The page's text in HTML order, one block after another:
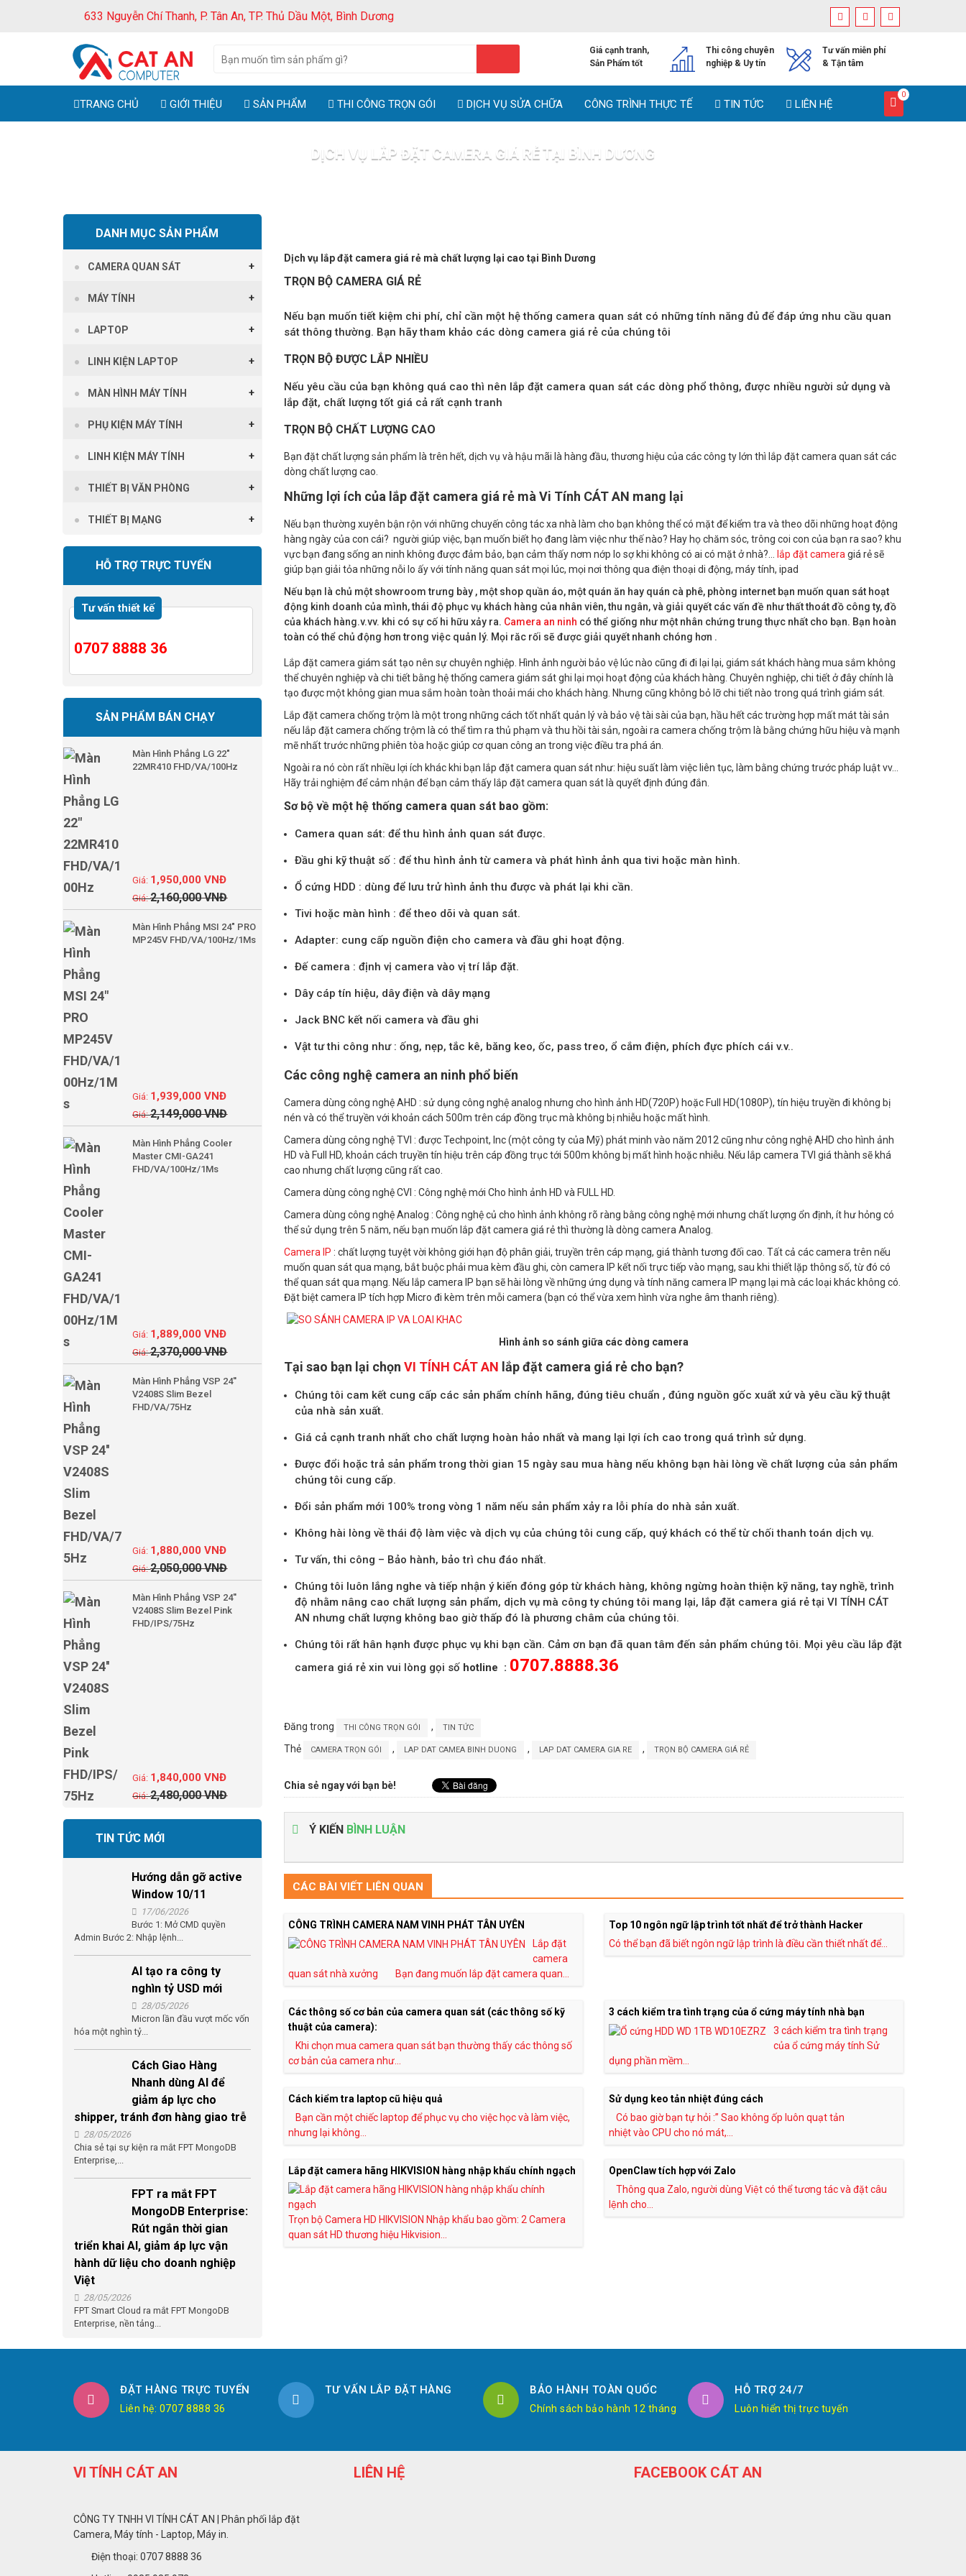
633 Nguyễn Chí Thanh, P. Tân An, TP. Thủ Dầu Một, Bình Dương
Giá cạnh tranh,
Sản Phẩm tốt
Thi công chuyên
nghiệp & Uy tín
Tư vấn miễn phí
& Tận tâm
TRANG CHỦ GIỚI THIỆU SẢN PHẨM THI CÔNG TRỌN GÓI DỊCH VỤ SỬA CHỮA CÔNG TRÌNH THỰC TẾ TIN TỨC LIÊN HỆ
0
DỊCH VỤ LẮP ĐẶT CAMERA GIÁ RẺ TẠI BÌNH DƯƠNG
Dịch vụ lắp đặt camera giá rẻ mà chất lượng lại cao tại Bình Dương
TRỌN BỘ CAMERA GIÁ RẺ
Nếu bạn muốn tiết kiệm chi phí, chỉ cần một hệ thống camera quan sát có những tính năng đủ để đáp ứng nhu cầu quan
sát thông thường. Bạn hãy tham khảo các dòng camera giá rẻ của chúng tôi
TRỌN BỘ ĐƯỢC LẮP NHIỀU
Nếu yêu cầu của bạn không quá cao thì nên lắp đặt camera quan sát các dòng phổ thông, được nhiều người sử dụng và
lắp đặt, chất lượng tốt giá cả rất cạnh tranh
TRỌN BỘ CHẤT LƯỢNG CAO
Bạn đặt chất lượng sản phẩm là trên hết, dịch vụ và hậu mãi là hàng đầu, thương hiệu của các công ty lớn thì lắp đặt camera quan sát các
dòng chất lượng cao.
Những lợi ích của lắp đặt camera giá rẻ mà Vi Tính CÁT AN mang lại
Nếu bạn thường xuyên bận rộn với những chuyến công tác xa nhà làm cho bạn không thể có mặt để kiểm tra và theo dõi những hoạt động
hàng ngày của con cái? người giúp việc, bạn muốn biết họ đang làm việc như thế nào? Hay họ chăm sóc, trông coi con của bạn ra sao? khu
vực bạn đang sống an ninh không được đảm bảo, bạn cảm thấy nơm nớp lo sợ khi không có ai có mặt ở nhà?…
lắp đặt camera giá rẻ sẽ
giúp bạn giải tỏa những nỗi lo ấy với tính năng quan sát mọi lúc, mọi nơi thông qua điện thoại di động, máy tính, ipad
Nếu bạn là chủ một showroom trưng bày , một shop quần áo, một quán ăn hay quán cà phê, phòng internet bạn muốn quan sát hoạt
động kinh doanh của mình, thái độ phục vụ khách hàng của nhân viên, thu ngân, và giải quyết các vấn đề như thất thoát đồ công ty, đồ
của khách hàng.v.vv. khi có sự cố hi hữu xảy ra. Camera an ninh có thể giống như một nhân chứng trung thực nhất cho bạn. Bạn hoàn
toàn có thể chủ động hơn trong việc quản lý. Mọi răc rối sẽ được giải quyết nhanh chóng hơn .
Lắp đặt camera giám sát tạo nên sự chuyên nghiệp. Hình ảnh người bảo vệ lúc nào cũng đi đi lại lại, giám sát khách hàng mua sắm không
thể chuyên nghiệp và chi tiết bằng hệ thống camera giám sát ghi lại mọi hoạt động của khách hàng. Chuyên nghiệp, chi tiết ở đây chính là
tạo được một không gian mua sắm hoàn toàn thoải mái cho khách hàng. Nhưng cũng không bỏ lỡ chi tiết nào trong quá trình giám sát.
Lắp đặt camera chống trộm là một trong những cách tốt nhất quản lý và bảo vệ tài sài của bạn, hầu hết các trường hợp mất mát tài sản
nếu lắp đặt camera chống trộm là có thể tìm ra thủ phạm và thu hồi tài sản, ngoài ra camera chống trộm là bằng chứng hữu hiệu và mạnh
mẽ nhất trước những phiên tòa hoặc giúp cơ quan công an trong việc điều tra phá án.
Ngoài ra nó còn rất nhiều lợi ích khác khi bạn lắp đặt camera quan sát như: hiệu suất làm việc liên tục, làm bằng chứng trước pháp luật vv…
Hãy trải nghiệm để cảm nhận để bạn cảm thấy lắp đặt camera quan sát là quyết định đúng đắn.
Sơ bộ về một hệ thống camera quan sát bao gồm:
Camera quan sát: để thu hình ảnh quan sát được.
Đầu ghi kỹ thuật số : để thu hình ảnh từ camera và phát hình ảnh qua tivi hoặc màn hình.
Ổ cứng HDD : dùng để lưu trử hình ảnh thu được và phát lại khi cần.
Tivi hoặc màn hình : để theo dõi và quan sát.
Adapter: cung cấp nguồn điện cho camera và đầu ghi hoạt động.
Đế camera : định vị camera vào vị trí lắp đặt.
Dây cáp tín hiệu, dây điện và dây mạng
Jack BNC kết nối camera và đầu ghi
Vật tư thi công như : ống, nẹp, tắc kê, băng keo, ốc, pass treo, ổ cắm điện, phích đực phích cái v.v..
Các công nghệ camera an ninh phổ biến
Camera dùng công nghệ AHD : sử dụng công nghệ analog nhưng cho hình ảnh HD(720P) hoặc Full HD(1080P), tín hiệu truyền đi không bị
nén và có thể truyền với khoản cách 500m trên cáp đồng trục mà không bị nhiễu hoặc mất hình.
Camera dùng công nghệ TVI : được Techpoint, Inc (một công ty của Mỹ) phát minh vào năm 2012 cũng như công nghệ AHD cho hình ảnh
HD và Full HD, khoản cách truyền tín hiệu trên cáp đồng trục tới 500m không bị mất hình hoặc nhiễu. Nếu lắp camera TVI giá thành sẽ khá
cao nhưng chất lượng cũng rất cao.
Camera dùng công nghệ CVI : Công nghệ mới Cho hình ảnh HD và FULL HD.
Camera dùng công nghệ Analog : Công nghệ củ cho hình ảnh không rõ ràng bằng công nghệ mới nhưng chất lượng ổn định, ít hư hỏng có
thể sử dụng trên 5 năm, nếu bạn muốn lắp đặt camera giá rẻ thì thường là dòng camera Analog.
Camera IP : chất lượng tuyệt vời không giới hạn độ phân giải, truyền trên cáp mạng, giá thành tương đối cao. Tất cả các camera trên nếu
muốn quan sát qua mạng, bắt buộc phải mua kèm đầu ghi, còn camera IP kết nối trực tiếp vào mạng, sau khi thiết lặp thông số, từ đó có
thể quan sát qua mạng. Nếu lắp camera IP bạn sẽ hài lòng về những ứng dụng và tính năng camera IP mạng lại mà các loại khác không có.
Đặt biệt camera IP tích hợp Micro đi kèm trên mỗi camera (bạn có thể vừa xem hình vừa nghe âm thanh riêng).
Hình ảnh so sánh giữa các dòng camera
Tại sao bạn lại chọn VI TÍNH CÁT AN lắp đặt camera giá rẻ cho bạn?
Chúng tôi cam kết cung cấp các sản phẩm chính hãng, đúng tiêu chuẩn , đúng nguồn gốc xuất xứ và yêu cầu kỹ thuật
của nhà sản xuất.
Giá cả cạnh tranh nhất cho chất lượng hoàn hảo nhất và mang lại lợi ích cao trong quá trình sử dụng.
Được đổi hoặc trả sản phẩm trong thời gian 15 ngày sau mua hàng nếu không bạn hài lòng về chất lượng của sản phẩm
chúng tôi cung cấp.
Đổi sản phẩm mới 100% trong vòng 1 năm nếu sản phẩm xảy ra lỗi phía do nhà sản xuất.
Không hài lòng về thái độ làm việc và dịch vụ của chúng tôi cung cấp, quý khách có thể từ chối thanh toán dịch vụ.
Tư vấn, thi công – Bảo hành, bảo trì chu đáo nhất.
Chúng tôi luôn lắng nghe và tiếp nhận ý kiến đóng góp từ khách hàng, không ngừng hoàn thiện kỹ năng, tay nghề, trình
độ nhằm nâng cao chất lượng sản phẩm, dịch vụ mà công ty chúng tôi mang lại, lắp đặt camera giá rẻ tại VI TÍNH CÁT
AN nhưng chất lượng không bao giờ thấp đó là phương châm của chúng tôi.
Chúng tôi rất hân hạnh được phục vụ khi bạn cần. Cảm ơn bạn đã quan tâm đến sản phẩm chúng tôi. Mọi yêu cầu lắp đặt
camera giá rẻ xin vui lòng gọi số hotline : 0707.8888.36
Đăng trong THI CÔNG TRỌN GÓI , TIN TỨC
Thẻ CAMERA TRỌN GÓI , LAP DAT CAMEA BINH DUONG , LAP DAT CAMERA GIA RE , TRỌN BỘ CAMERA GIÁ RẺ
Chia sẻ ngay với bạn bè!
Ý KIẾN BÌNH LUẬN
CÁC BÀI VIẾT LIÊN QUAN
CÔNG TRÌNH CAMERA NAM VINH PHÁT TÂN UYÊN
Lắp đặt
camera
quan sát nhà xưởng Bạn đang muốn lắp đặt camera quan...
Top 10 ngôn ngữ lập trình tốt nhất để trở thành Hacker
Có thể bạn đã biết ngôn ngữ lập trình là điều cần thiết nhất để...
Các thông số cơ bản của camera quan sát (các thông số kỹ
thuật của camera):
Khi chọn mua camera quan sát bạn thường thấy các thông số
cơ bản của camera như...
3 cách kiểm tra tình trạng của ổ cứng máy tính nhà bạn
3 cách kiểm tra tình trạng
của ổ cứng máy tính Sử
dụng phần mềm...
Cách kiểm tra laptop cũ hiệu quả
Bạn cần một chiếc laptop để phục vụ cho việc học và làm việc,
nhưng lại không...
Sử dụng keo tản nhiệt đúng cách
Có bao giờ bạn tự hỏi :” Sao không ốp luôn quạt tản
nhiệt vào CPU cho nó mát,...
Lắp đặt camera hãng HIKVISION hàng nhập khẩu chính ngạch
Trọn bộ Camera HD HIKVISION Nhập khẩu bao gồm: 2 Camera
quan sát HD thương hiệu Hikvision...
OpenClaw tích hợp với Zalo
Thông qua Zalo, người dùng Việt có thể tương tác và đặt câu
lệnh cho...
DANH MỤC SẢN PHẨM
CAMERA QUAN SÁT
MÁY TÍNH
LAPTOP
LINH KIỆN LAPTOP
MÀN HÌNH MÁY TÍNH
PHỤ KIỆN MÁY TÍNH
LINH KIỆN MÁY TÍNH
THIẾT BỊ VĂN PHÒNG
THIẾT BỊ MẠNG
HỖ TRỢ TRỰC TUYẾN
Tư vấn thiết kế
0707 8888 36
SẢN PHẨM BÁN CHẠY
Màn Hình Phẳng LG 22"
22MR410 FHD/VA/100Hz
2,160,000VNĐ
1,950,000VNĐ
Màn Hình Phẳng MSI 24" PRO
MP245V FHD/VA/100Hz/1Ms
2,149,000VNĐ
1,939,000VNĐ
Màn Hình Phẳng Cooler
Master CMI-GA241
FHD/VA/100Hz/1Ms
2,370,000VNĐ
1,889,000VNĐ
Màn Hình Phẳng VSP 24''
V2408S Slim Bezel
FHD/VA/75Hz
2,050,000VNĐ
1,880,000VNĐ
Màn Hình Phẳng VSP 24''
V2408S Slim Bezel Pink
FHD/IPS/75Hz
2,480,000VNĐ
1,840,000VNĐ
TIN TỨC MỚI
Hướng dẫn gỡ active
Window 10/11
17/06/2026
Bước 1: Mở CMD quyền
Admin Bước 2: Nhập lệnh...
AI tạo ra công ty
nghìn tỷ USD mới
28/05/2026
Micron lần đầu vượt mốc vốn
hóa một nghìn tỷ...
Cách Giao Hàng
Nhanh dùng AI để
giảm áp lực cho
shipper, tránh đơn hàng giao trễ
28/05/2026
Chia sẻ tại sự kiện ra mắt FPT MongoDB
Enterprise,...
FPT ra mắt FPT
MongoDB Enterprise:
Rút ngắn thời gian
triển khai AI, giảm áp lực vận
hành dữ liệu cho doanh nghiệp
Việt
28/05/2026
FPT Smart Cloud ra mắt FPT MongoDB
Enterprise, nền tảng...
ĐẶT HÀNG TRỰC TUYẾN
Liên hệ: 0707 8888 36
TƯ VẤN LẮP ĐẶT HÀNG BẢO HÀNH TOÀN QUỐC
Chính sách bảo hành 12 tháng
HỖ TRỢ 24/7
Luôn hiển thị trực tuyến
VI TÍNH CÁT AN
CÔNG TY TNHH VI TÍNH CÁT AN | Phân phối lắp đặt
Camera, Máy tính - Laptop, Máy in.
Điện thoại: 0707 8888 36
LIÊN HỆ FACEBOOK CÁT AN